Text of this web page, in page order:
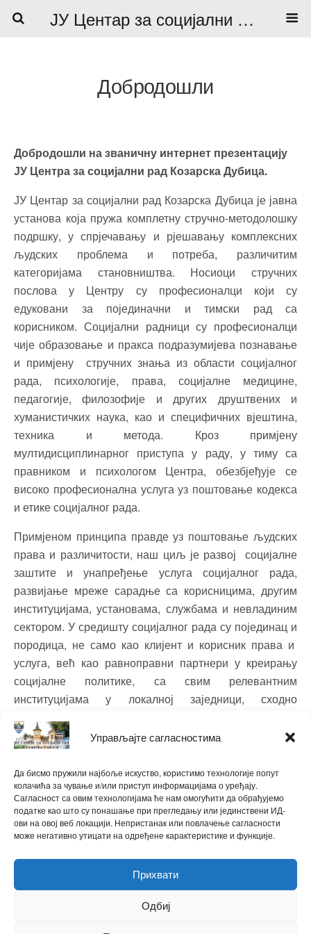
Управљајте сагласностима
Да бисмо пружили најбоље искуство, користимо технологије попут
колачића за чување и/или приступ информацијама о уређају.
Сагласност са овим технологијама ће нам омогућити да обрађујемо
податке као што су понашање при прегледању или јединствени ИД-
ови на овој веб локацији. Непристанак или повлачење сагласности
може негативно утицати на одређене карактеристике и функције.
Прихвати
Одбиј
ЈУ Центар за социјални рад
Добродошли
Добродошли на званичну интернет презентацију
ЈУ Центра за социјални рад Козарска Дубица.
ЈУ Центар за социјални рад Козарска Дубица је јавна
установа која пружа комплетну стручно-методолошку
подршку, у спрјечавању и рјешавању комплексних
људских проблема и потреба, различитим
категоријама становништва. Носиоци стручних
послова у Центру су професионалци који су
едуковани за појединачни и тимски рад са
корисником. Социјални радници су професионалци
чије образовање и пракса подразумијева познавање
и примјену стручних знања из области социјалног
рада, психологије, права, социјалне медицине,
педагогије, филозофије и других друштвених и
хуманистичких наука, као и специфичних вјештина,
техника и метода. Кроз примјену
мултидисциплинарног приступа у раду, у тиму са
правником и психологом Центра, обезбјеђује се
високо професионална услуга уз поштовање кодекса
и етике социјалног рада.
Примјеном принципа правде уз поштовање људских
права и различитости, наш циљ је развој социјалне
заштите и унапређење услуга социјалног рада,
развијање мреже сарадње са корисницима, другим
институцијама, установама, службама и невладиним
сектором. У средишту социјалног рада су појединац и
породица, не само као клијент и корисник права и
услуга, већ као равноправни партнери у креирању
социјалне политике, са свим релевантним
институцијама у локалној заједници, сходно
провођења права и услуга, наш циљ је оснажен
појединац и породица, достојан равноправног
друштвеног положаја, социјалне укључености и
економске сигурности.